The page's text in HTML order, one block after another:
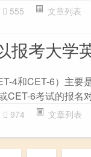
555 文章列表
报考大学
4和CET-6）主要
CET-6考试的报名
974 文章列表